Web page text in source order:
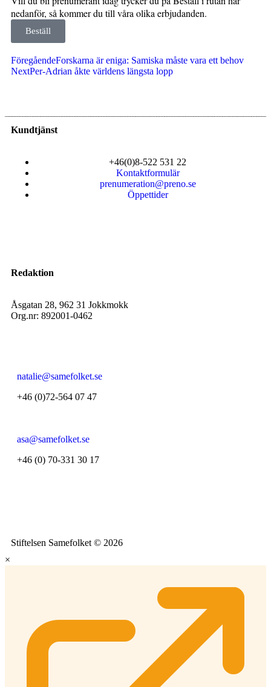
nedanför, så kommer du till våra olika erbjudanden.
Beställ
FöregåendeForskarna är eniga: Samiska måste vara ett behov
NextPer-Adrian åkte världens längsta lopp
Kundtjänst
+46(0)8-522 531 22
Kontaktformulär
prenumeration@preno.se
Öppettider
Redaktion
Åsgatan 28, 962 31 Jokkmokk
Org.nr: 892001-0462
natalie@samefolket.se
+46 (0)72-564 07 47
asa@samefolket.se
+46 (0) 70-331 30 17
Stiftelsen Samefolket © 2026
×